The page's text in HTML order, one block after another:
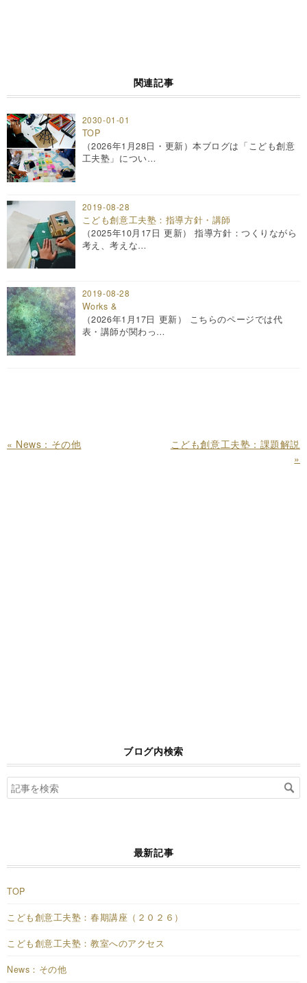
関連記事
2030-01-01
TOP
（2026年1月28日・更新）本ブログは「こども創意
工夫塾」につい…
2019-08-28
こども創意工夫塾：指導方針・講師
（2025年10月17日 更新） 指導方針：つくりながら
考え、考えな…
2019-08-28
Works &
（2026年1月17日 更新） こちらのページでは代
表・講師が関わっ…
« News：その他
こども創意工夫塾：課題解説
»
ブログ内検索
最新記事
TOP
こども創意工夫塾：春期講座（２０２６）
こども創意工夫塾：教室へのアクセス
News：その他